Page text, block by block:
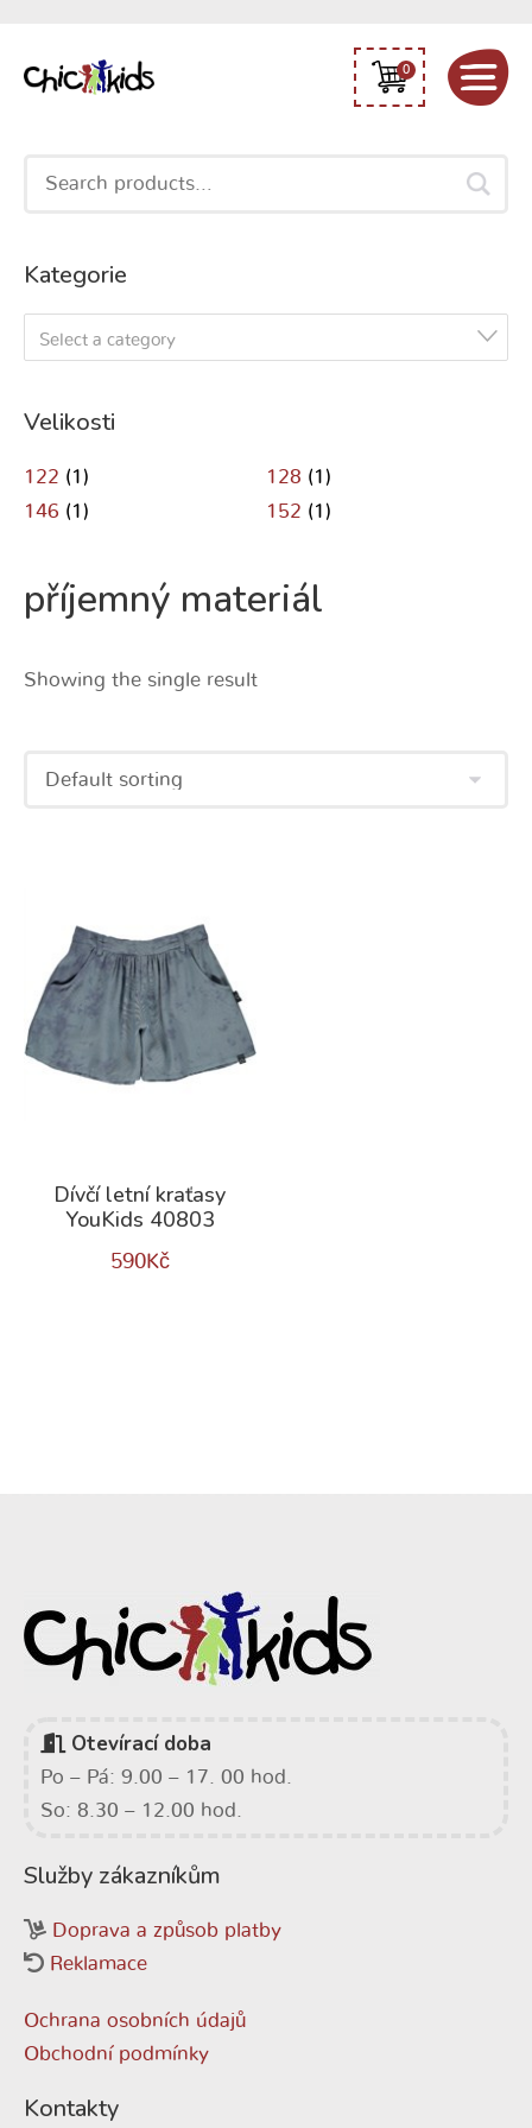
0
Search
Kategorie
Select a category
Velikosti
122 (1) 128 (1)
146 (1) 152 (1)
příjemný materiál
Showing the single result
Dívčí letní kraťasy
YouKids 40803
590Kč
Otevírací doba
Po – Pá: 9.00 – 17. 00 hod.
So: 8.30 – 12.00 hod.
Služby zákazníkům
Doprava a způsob platby
Reklamace
Ochrana osobních údajů
Obchodní podmínky
Kontakty